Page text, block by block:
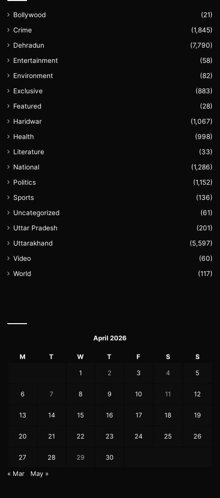
Bollywood
(21)
Crime
(1,845)
Dehradun
(7,790)
Entertainment
(58)
Environment
(82)
Exclusive
(883)
Featured
(28)
Haridwar
(1,067)
Health
(998)
Literature
(33)
National
(1,286)
Politics
(1,152)
Sports
(136)
Uncategorized
(61)
Uttar Pradesh
(201)
Uttarakhand
(5,597)
Video
(60)
World
(117)
April 2026
M T W T F S S
1 2 3 4 5
6 7 8 9 10 11 12
13 14 15 16 17 18 19
20 21 22 23 24 25 26
27 28 29 30
« Mar May »